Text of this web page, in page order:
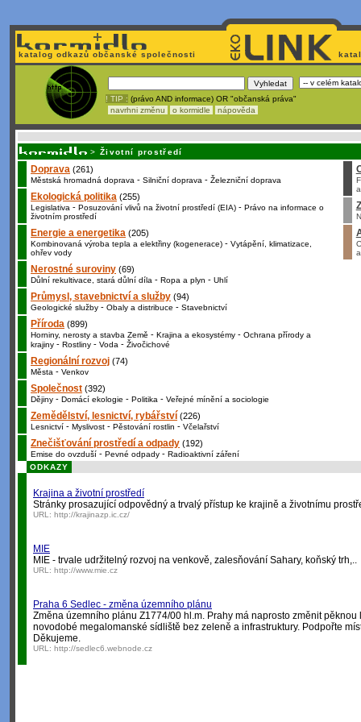
katalog odkazů občanské společnosti
! TIP : (právo AND informace) OR "občanská práva"
navrhni změnu
o kormidle nápověda
> Životní prostředí
Doprava (261)
Městská hromadná doprava - Silniční doprava - Železniční doprava
Ekologická politika (255)
Legislativa - Posuzování vlivů na životní prostředí (EIA) - Právo na informace o
životním prostředí
Energie a energetika (205)
Kombinovaná výroba tepla a elektřiny (kogenerace) - Vytápění, klimatizace,
ohřev vody
Nerostné suroviny (69)
Důlní rekultivace, stará důlní díla - Ropa a plyn - Uhlí
Průmysl, stavebnictví a služby (94)
Geologické služby - Obaly a distribuce - Stavebnictví
Příroda (899)
Horniny, nerosty a stavba Země - Krajina a ekosystémy - Ochrana přírody a
krajiny - Rostliny - Voda - Živočichové
Regionální rozvoj (74)
Města - Venkov
Společnost (392)
Dějiny - Domácí ekologie - Politika - Veřejné mínění a sociologie
Zemědělství, lesnictví, rybářství (226)
Lesnictví - Myslivost - Pěstování rostlin - Včelařství
Znečišťování prostředí a odpady (192)
Emise do ovzduší - Pevné odpady - Radioaktivní záření
ODKAZY
Krajina a životní prostředí
Stránky prosazující odpovědný a trvalý přístup ke krajině a životnímu
URL: http://krajinazp.ic.cz/
MIE
MIE - trvale udržitelný rozvoj na venkově, zalesňování Sahary, koňský trh,..
URL: http://www.mie.cz
Praha 6 Sedlec - změna územního plánu
Změna územního plánu Z1774/00 hl.m. Prahy má naprosto změnit
novodobé megalomanské sídliště bez zeleně a infrastruktury. Podpořte
Děkujeme.
URL: http://sedlec6.webnode.cz